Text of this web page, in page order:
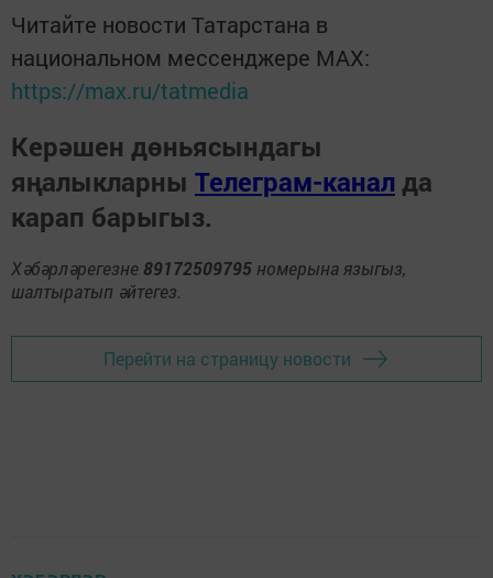
Читайте новости Татарстана в
национальном мессенджере MАХ:
https://max.ru/tatmedia
Керәшен дөньясындагы
яңалыкларны Телеграм-канал да
карап барыгыз.
Хәбәрләрегезне 89172509795 номерына языгыз,
шалтыратып әйтегез.
Перейти на страницу новости